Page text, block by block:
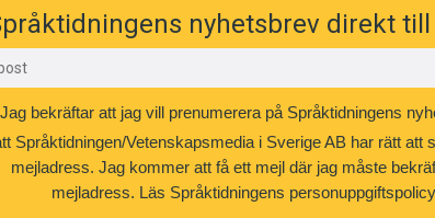
nyhetsbrev direkt
Jag bekräftar att jag vill prenumerera på Språktidningens
Språktidningen/Vetenskapsmedia i Sverige AB har rätt att
mejladress. Jag kommer att få ett mejl där jag måste
mejladress. Läs Språktidningens